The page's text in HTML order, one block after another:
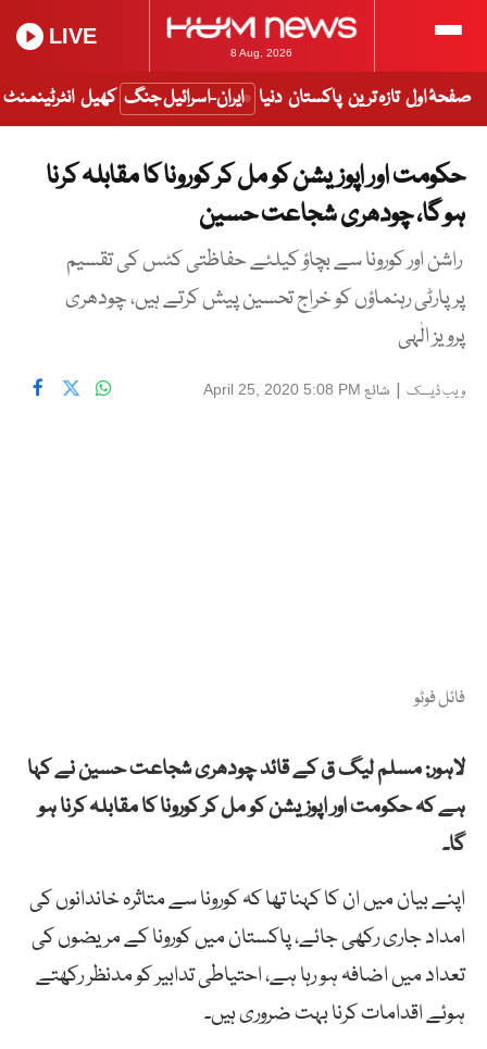
8 Aug, 2026
LIVE
صفحۂ اول تازہ ترین پاکستان دنیا ایران-اسرائیل جنگ کھیل انٹرٹینمنٹ
حکومت اور اپوزیشن کو مل کر کورونا کا مقابلہ کرنا
ہو گا، چودھری شجاعت حسین
راشن اور کورونا سے بچاؤ کیلئے حفاظتی کٹس کی تقسیم
پر پارٹی رہنماؤں کو خراج تحسین پیش کرتے ہیں، چودھری
پرویز الٰہی
ویب ڈیسک | شائع April 25, 2020 5:08 PM
فائل فوٹو
لاہور: مسلم لیگ ق کے قائد چودھری شجاعت حسین نے کہا
ہے کہ حکومت اور اپوزیشن کو مل کر کورونا کا مقابلہ کرنا ہو
گا۔
اپنے بیان میں ان کا کہنا تھا کہ کورونا سے متاثرہ خاندانوں کی
امداد جاری رکھی جائے، پاکستان میں کورونا کے مریضوں کی
تعداد میں اضافہ ہو رہا ہے، احتیاطی تدابیر کو مدنظر رکھتے
ہوئے اقدامات کرنا بہت ضروری ہیں۔